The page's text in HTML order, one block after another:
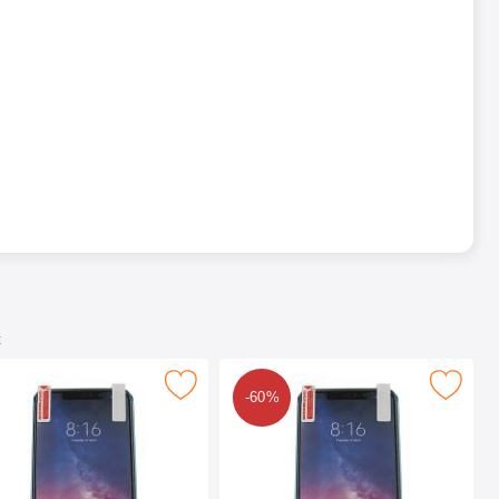
Note 6 Pro suosikiksi
näytönsuoja Xiaomi Redmi Note 6 Pro suosikiksi
-60%
Merkitse kuuden kappaleen